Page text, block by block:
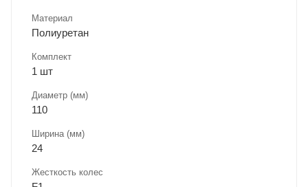
Материал
Полиуретан
Комплект
1 шт
Диаметр (мм)
110
Ширина (мм)
24
Жесткость колес